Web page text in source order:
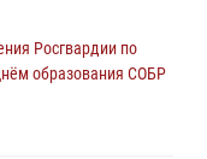
День Крещения Руси
Росгвардии по
образования СОБР